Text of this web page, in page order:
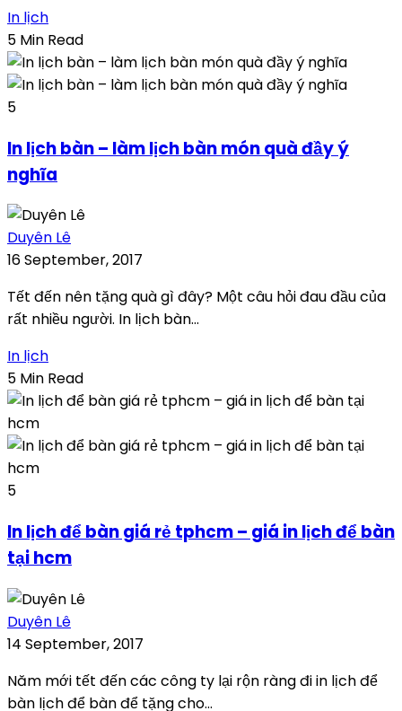
In lịch
5 Min Read
5
In lịch bàn – làm lịch bàn món quà đầy ý
nghĩa
Duyên Lê
16 September, 2017
Tết đến nên tặng quà gì đây? Một câu hỏi đau đầu của
rất nhiều người. In lịch bàn...
In lịch
5 Min Read
5
In lịch để bàn giá rẻ tphcm – giá in lịch để bàn
tại hcm
Duyên Lê
14 September, 2017
Năm mới tết đến các công ty lại rộn ràng đi in lịch để
bàn lịch để bàn để tặng cho...